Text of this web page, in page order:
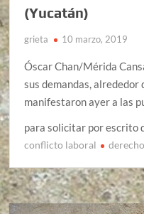
(Yucatán)
grieta 10 marzo, 2019
Óscar Chan/Mérida
sus demandas,
manifestaron ayer a las
para solicitar por escrito
conflicto laboral